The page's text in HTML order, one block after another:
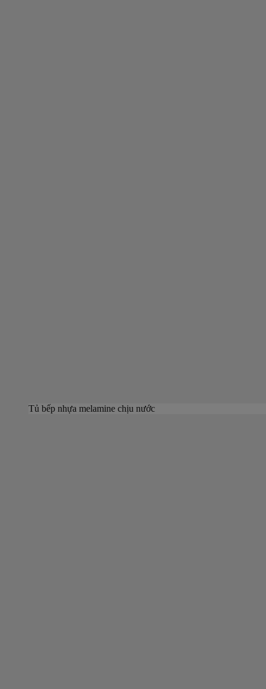
Tủ bếp nhựa melamine chịu nước